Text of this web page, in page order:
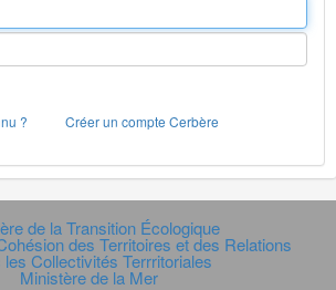
?
Créer un compte Cerbère
de la Transition Écologique
des Territoires et des Relations
Collectivités Terrritoriales
Ministère de la Mer